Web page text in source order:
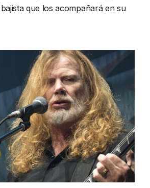
que los acompañará en su